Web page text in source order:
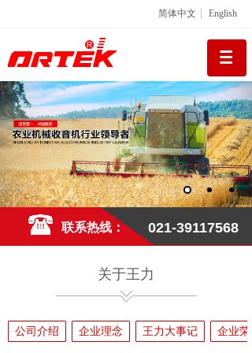
简体中文 English
021-39117568
联系热线：
关于王力
公司介绍 企业理念 王力大事记 企业荣